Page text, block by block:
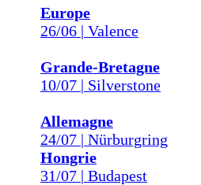
Europe
26/06 | Valence
Grande-Bretagne
10/07 | Silverstone
Allemagne
24/07 | Nürburgring
Hongrie
31/07 | Budapest